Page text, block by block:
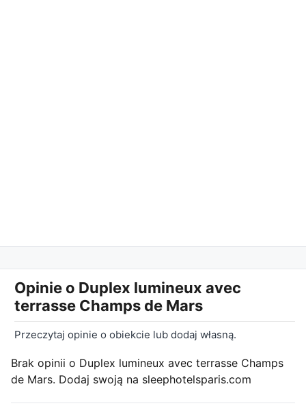
Opinie o Duplex lumineux avec
terrasse Champs de Mars
Przeczytaj opinie o obiekcie lub dodaj własną.
Brak opinii o Duplex lumineux avec terrasse Champs
de Mars. Dodaj swoją na sleephotelsparis.com